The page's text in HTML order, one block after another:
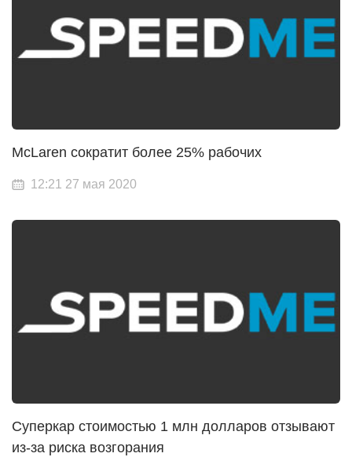
McLaren сократит более 25% рабочих
12:21 27 мая 2020
Суперкар стоимостью 1 млн долларов отзывают
из-за риска возгорания